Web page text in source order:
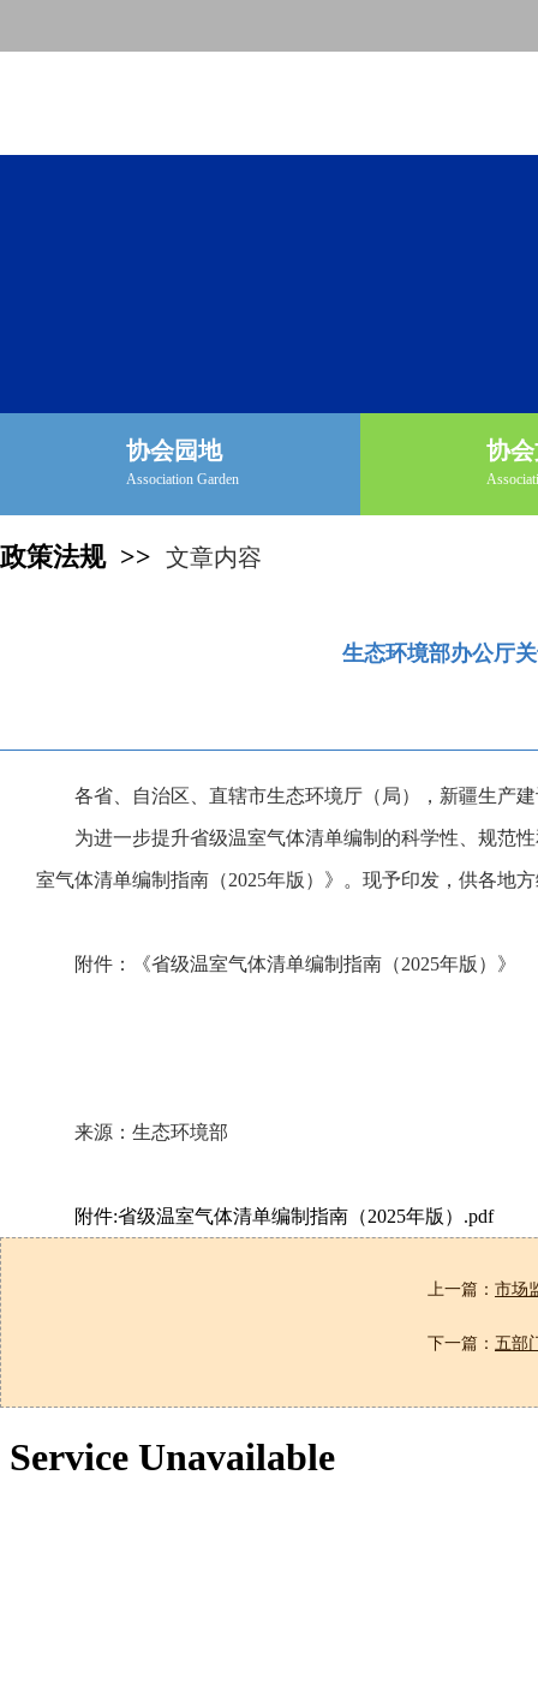
协会园地
Association Garden
协
政策法规 >> 文章内容
生态环境部办公厅
各省、自治区、直辖市生态环境厅（局），新疆生产
为进一步提升省级温室气体清单编制的科学性、规范
室气体清单编制指南（2025年版）》。现予印发，供各地
附件：《省级温室气体清单编制指南（2025年版）》
来源：生态环境部
附件:省级温室气体清单编制指南（2025年版）.pdf
上一篇： 市场
下一篇： 五部